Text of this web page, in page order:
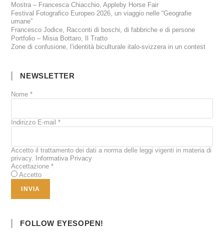
Mostra – Francesca Chiacchio, Appleby Horse Fair
Festival Fotografico Europeo 2026, un viaggio nelle “Geografie
umane”
Francesco Jodice, Racconti di boschi, di fabbriche e di persone
Portfolio – Misia Bottaro, Il Tratto
Zone di confusione, l’identità biculturale italo-svizzera in un contest
NEWSLETTER
Nome*
Indirizzo E-mail*
Accetto il trattamento dei dati a norma delle leggi vigenti in materia di
privacy.
Informativa Privacy
Accettazione*
Accetto
FOLLOW EYESOPEN!